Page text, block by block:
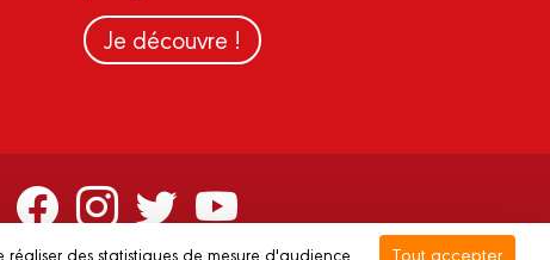
Je découvre !
des statistiques de mesure d'audience. Tout accepter